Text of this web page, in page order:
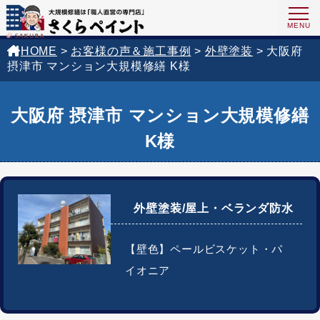
HOME > お客様の声＆施工事例 > 外壁塗装 > 大阪府
摂津市 マンション大規模修繕 K様
大阪府 摂津市 マンション大規模修繕
K様
外壁塗装/屋上・ベランダ防水
【壁色】ペールビスケット・パ
イオニア